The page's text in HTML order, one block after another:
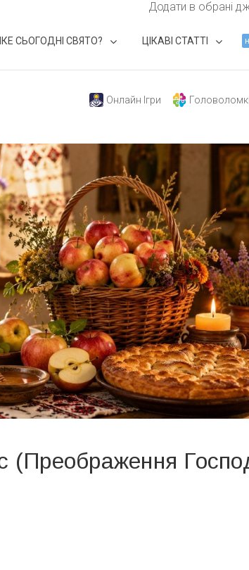
Додати в обрані
СЬОГОДНІ СВЯТО? ЦІКАВІ СТАТТІ
Онлайн Ігри
(Преображення